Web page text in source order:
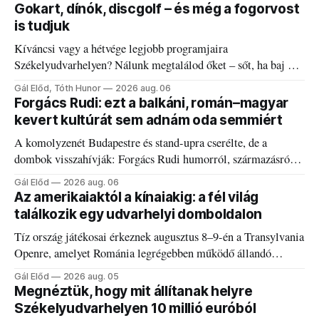
Gokart, dínók, discgolf – és még a fogorvost
is tudjuk
Kíváncsi vagy a hétvége legjobb programjaira
Székelyudvarhelyen? Nálunk megtalálod őket – sőt, ha baj van
a fogaddal, a fogorvosi ügyeletet is!
Gál Előd, Tóth Hunor 2026 aug. 06
Forgács Rudi: ezt a balkáni, román–magyar
kevert kultúrát sem adnám oda semmiért
A komolyzenét Budapestre és stand-upra cserélte, de a
dombok visszahívják: Forgács Rudi humorról, származásról
és határokról.
Gál Előd 2026 aug. 06
Az amerikaiaktól a kínaiakig: a fél világ
találkozik egy udvarhelyi domboldalon
Tíz ország játékosai érkeznek augusztus 8–9-én a Transylvania
Openre, amelyet Románia legrégebben működő állandó
discgolfpályáján rendeznek meg.
Gál Előd 2026 aug. 05
Megnéztük, hogy mit állítanak helyre
Székelyudvarhelyen 10 millió euróból